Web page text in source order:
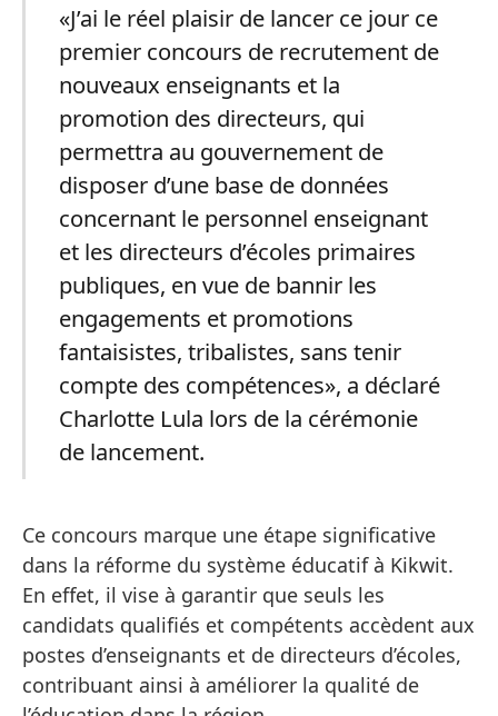
«J’ai le réel plaisir de lancer ce jour ce
premier concours de recrutement de
nouveaux enseignants et la
promotion des directeurs, qui
permettra au gouvernement de
disposer d’une base de données
concernant le personnel enseignant
et les directeurs d’écoles primaires
publiques, en vue de bannir les
engagements et promotions
fantaisistes, tribalistes, sans tenir
compte des compétences», a déclaré
Charlotte Lula lors de la cérémonie
de lancement.
Ce concours marque une étape significative
dans la réforme du système éducatif à Kikwit.
En effet, il vise à garantir que seuls les
candidats qualifiés et compétents accèdent aux
postes d’enseignants et de directeurs d’écoles,
contribuant ainsi à améliorer la qualité de